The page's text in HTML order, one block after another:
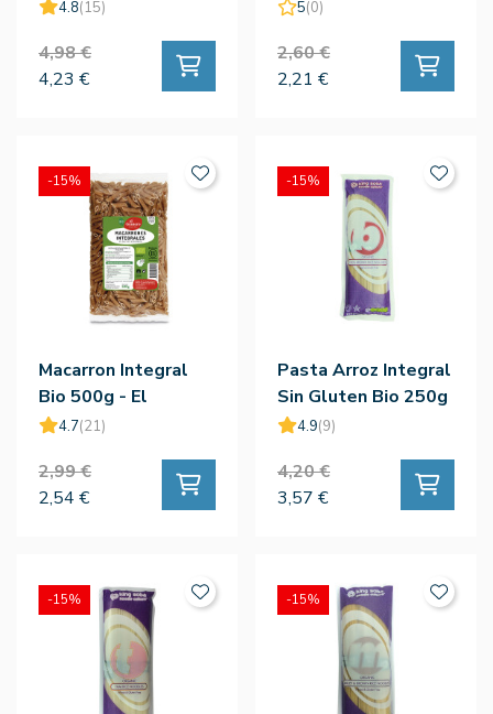
4.8(15)
4,98 €
4,23 €
5(0)
2,60 €
2,21 €
Macarron Integral
Bio 500g - El
Granero
4.7(21)
2,99 €
2,54 €
-15%
Pasta Arroz Integral
Sin Gluten Bio 250g
- King Sopa
4.9(9)
4,20 €
3,57 €
-15%
-15% -15%